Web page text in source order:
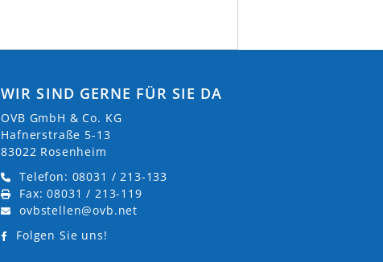
WIR SIND GERNE FÜR SIE DA
OVB GmbH & Co. KG
Hafnerstraße 5-13
83022 Rosenheim
Telefon: 08031 / 213-133
Fax: 08031 / 213-119
ovbstellen@ovb.net
Folgen Sie uns!